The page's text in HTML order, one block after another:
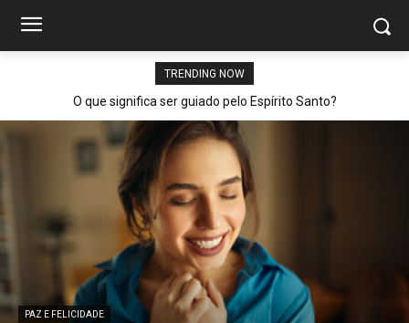
TRENDING NOW
O que significa ser guiado pelo Espírito Santo?
PAZ E FELICIDADE